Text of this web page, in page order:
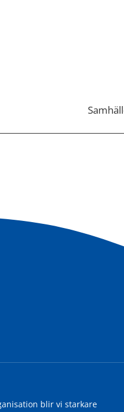
blir vi starkare